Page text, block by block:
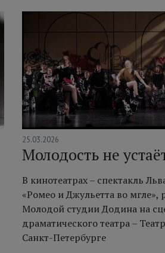
25.03.2026
Молодость не
В кинотеатрах – спектакль
«Ромео и Джульетта во мгле»,
Молодой студии Додина на
драматического театра –
Санкт-Петербурге